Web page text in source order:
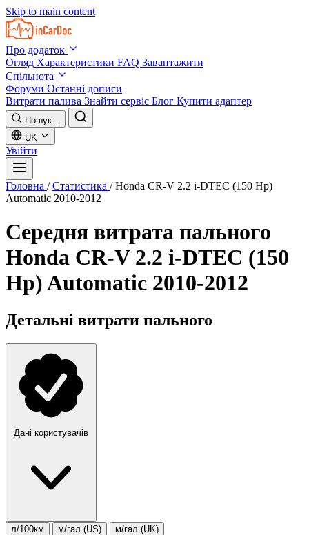
Skip to main content
Про додаток
Огляд Характеристики FAQ Завантажити
Спільнота
Форуми Останні дописи
Витрати палива Знайти сервіс Блог Купити адаптер
Пошук...
UK
Увійти
Головна / Статистика / Honda CR-V 2.2 i-DTEC (150 Hp)
Automatic 2010-2012
Середня витрата пального
Honda CR-V 2.2 i-DTEC (150
Hp) Automatic 2010-2012
Детальні витрати пального
Дані користувачів
л/100км м/гал.(US) м/гал.(UK)